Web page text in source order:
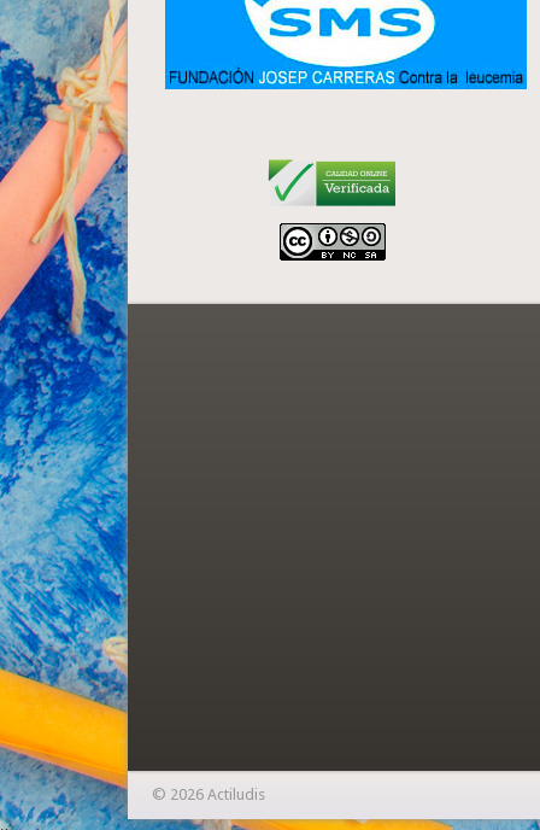
© 2026 Actiludis